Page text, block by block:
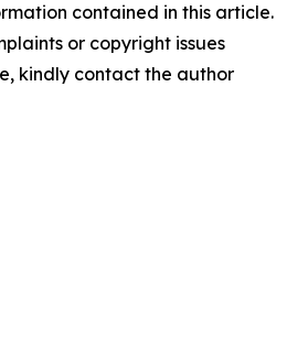
contained in this article.
or copyright issues
kindly contact the author